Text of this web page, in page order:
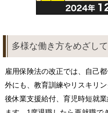
多様な働き方をめざして
雇用保険法の改正では、自己
外にも、教育訓練やリスキリ
後休業支援給付、育児時短就